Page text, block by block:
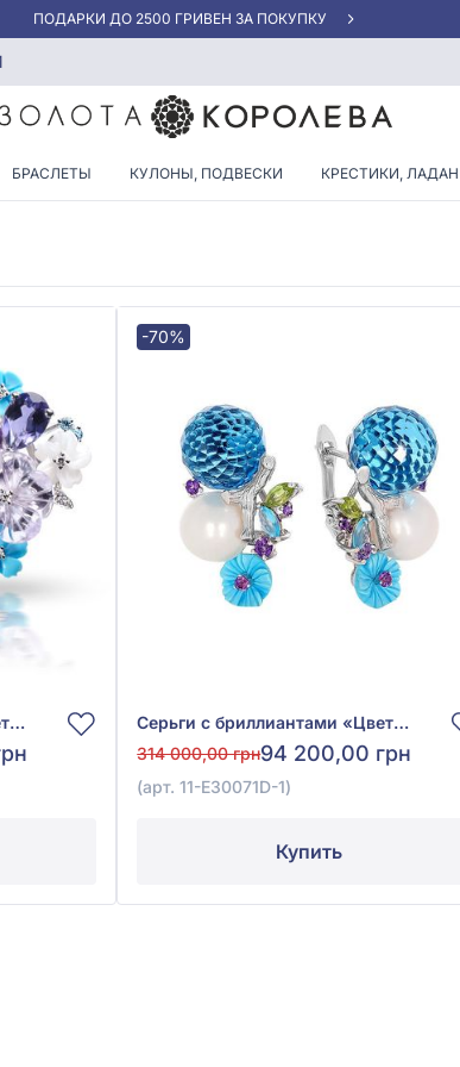
«ЛУЧШАЯ ЦЕНА» ОТ 5945 ГРН/ГРАММ
БРАСЛЕТЫ КУЛОНЫ, ПОДВЕСКИ КРЕСТИКИ,
БРИЛЛИАНТАМИ И
Серьги с бриллиантами «Цветы» из белого золота 585° с бриллиантом 0,14ct, топазом Sky Blue 0,15ct, жемчугом, аметистом 2,44ct, бирюзой 1,3ct, иолитом 1,29ct и перламутром 1,68ct, арт. 11-Е30200В-1
-70%
Серьги с бриллиантами «Цветы» из белого золота 585° с топазом Sky Blue 25,79ct, культивированным пресноводным жемчугом, аметистом 0,27ct, бирюзой 2,05ct и хризолитом 0,38ct, арт. 11-Е30071D-1
314 000,00 грн94 200,00 грн
(арт. 11-Е30071D-1)
Купить